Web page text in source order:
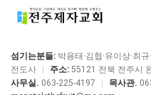
섬기는분들: 박용태·김협·유이상·최
전도사
주소: 55121 전북 전주시
사무실. 063-225-4197 목사관.